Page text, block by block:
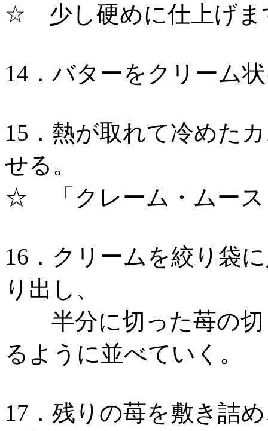
☆ 少し硬めに仕上げま
14．バターをクリーム
15．熱が取れて冷めた
せる。
☆ 「クレーム・ムース
16．クリームを絞り袋
り出し、
半分に切った苺の切
るように並べていく。
17．残りの苺を敷き詰